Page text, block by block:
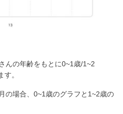
んの年齢をもとに0~1歳/1~2
。
の場合、0~1歳のグラフと1~2歳の